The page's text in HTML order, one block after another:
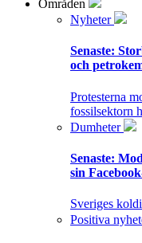
Områden
Nyheter
Senaste:
och
Protesterna
fossilsektorn
Dumheter
Senaste:
sin
Sveriges
Positiva